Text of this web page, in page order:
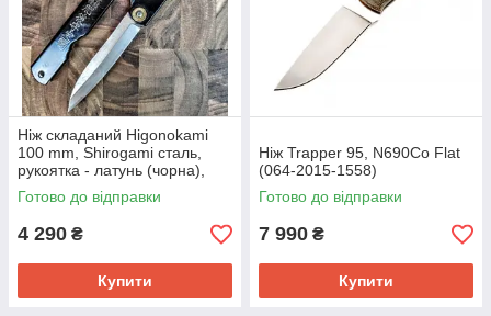
Ніж складаний Higonokami
100 mm, Shirogami сталь,
рукоятка - латунь (чорна),
HONMAMON (1115380)
Готово до відправки
4 290 ₴
Купити
Ніж Trapper 95, N690Co Flat
(064-2015-1558)
Готово до відправки
7 990 ₴
Купити